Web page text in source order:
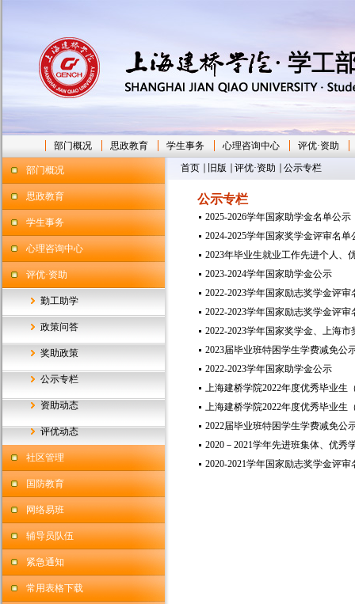
部门概况 思政教育 学生事务 心理咨询中心 评优·资助
部门概况
思政教育
学生事务
心理咨询中心
评优·资助
勤工助学
政策问答
奖助政策
公示专栏
资助动态
评优动态
社区管理
国防教育
网络易班
辅导员队伍
紧急通知
常用表格下载
首页 旧版 评优·资助 公示专栏
公示专栏
2025-2026学年国家助学金名单公示
2024-2025学年国家奖学金评审名单
2023年毕业生就业工作先进个人、
2023-2024学年国家助学金公示
2022-2023学年国家励志奖学金评审
2022-2023学年国家励志奖学金评审
2022-2023学年国家奖学金、上海
2023届毕业班特困学生学费减免公
2022-2023学年国家助学金公示
上海建桥学院2022年度优秀毕业生
上海建桥学院2022年度优秀毕业生
2022届毕业班特困学生学费减免公
2020－2021学年先进班集体、优
2020-2021学年国家励志奖学金评审